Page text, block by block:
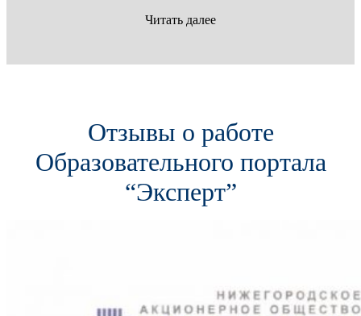
Читать далее
Отзывы о работе
Образовательного портала
“Эксперт”